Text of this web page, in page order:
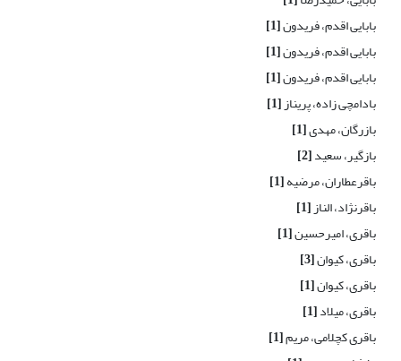
بابایی اقدم، فریدون[1]
بابایی اقدم، فریدون[1]
بابایی اقدم، فریدون[1]
بادامچی زاده، پریناز[1]
بازرگان، مهدی[1]
بازگیر، سعید[2]
باقرعطاران، مرضیه[1]
باقرنژاد، الناز[1]
باقری، امیرحسین[1]
باقری، کیوان[3]
باقری، کیوان[1]
باقری، میلاد[1]
باقری کچلامی، مریم[1]